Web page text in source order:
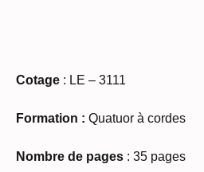
Cotage : LE – 3111
Formation : Quatuor à cordes
Nombre de pages : 35 pages